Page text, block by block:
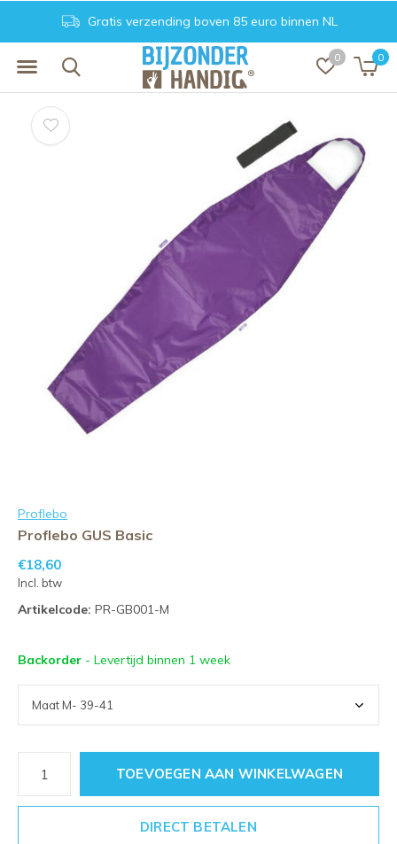
0 0
Gratis verzending boven 85 euro binnen NL
Proflebo
Proflebo GUS Basic
€18,60
Incl. btw
Artikelcode: PR-GB001-M
Backorder - Levertijd binnen 1 week
TOEVOEGEN AAN WINKELWAGEN
DIRECT BETALEN